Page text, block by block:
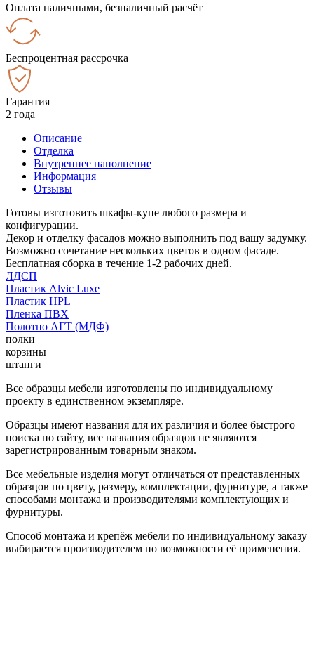
Оплата наличными, безналичный расчёт
Беспроцентная рассрочка
Гарантия
2 года
Описание
Отделка
Внутреннее наполнение
Информация
Отзывы
Готовы изготовить шкафы-купе любого размера и
конфигурации.
Декор и отделку фасадов можно выполнить под вашу задумку.
Возможно сочетание нескольких цветов в одном фасаде.
Бесплатная сборка в течение 1-2 рабочих дней.
ЛДСП
Пластик Alvic Luxe
Пластик HPL
Пленка ПВХ
Полотно АГТ (МДФ)
полки
корзины
штанги
Все образцы мебели изготовлены по индивидуальному
проекту в единственном экземпляре.
Образцы имеют названия для их различия и более быстрого
поиска по сайту, все названия образцов не являются
зарегистрированным товарным знаком.
Все мебельные изделия могут отличаться от представленных
образцов по цвету, размеру, комплектации, фурнитуре, а также
способами монтажа и производителями комплектующих и
фурнитуры.
Способ монтажа и крепёж мебели по индивидуальному заказу
выбирается производителем по возможности её применения.